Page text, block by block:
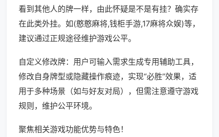
看到其他人的牌一样，由此怀疑是不是有挂？确实存
在此类外挂。如(憨憨麻将,钱柜手游,17麻将众娱)等，
建议通过正规途径维护游戏公平。
自定义修改牌：用户可输入需求生成专用辅助工具，
修改自身牌型或隐藏操作痕迹，实现“必胜”效果，适
用于多种场景（如与好友对局），但需注意遵守游戏
规则，维护公平环境。
聚焦相关游戏功能优势与特色！